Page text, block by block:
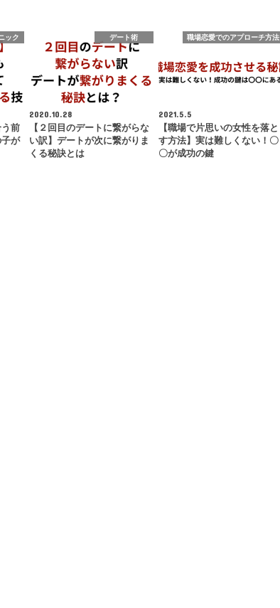
ック
う前
が
デート術
2020.10.28
【２回目のデートに繋がらな
い訳】デートが次に繋がりま
くる秘訣とは
職場恋愛でのアプローチ方法
2021.5.5
【職場で片思いの女性を落と
す方法】実は難しくない！〇
〇が成功の鍵